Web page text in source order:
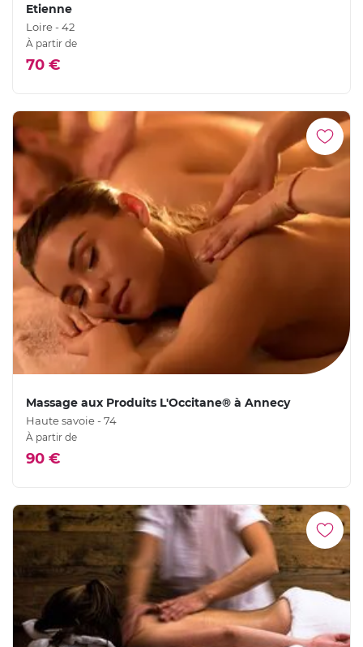
Etienne
Loire - 42
À partir de
70 €
Massage aux Produits L'Occitane® à Annecy
Haute savoie - 74
À partir de
90 €